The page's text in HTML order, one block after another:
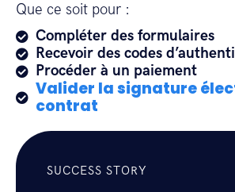
Que ce soit pour :
Compléter des formulaires
Recevoir des codes
Procéder à un paiement
Valider la signature
contrat
SUCCESS STORY